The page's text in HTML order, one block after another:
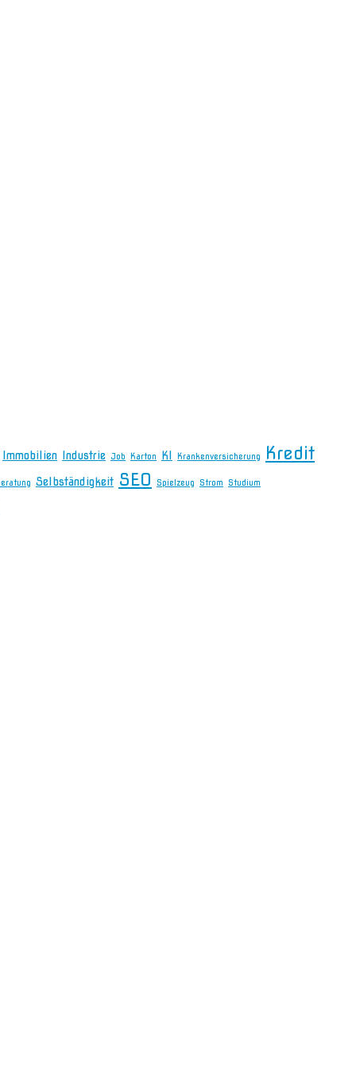
Immobilien Industrie Job Karton KI Krankenversicherung Kredit
Selbständigkeit SEO Spielzeug Strom Studium